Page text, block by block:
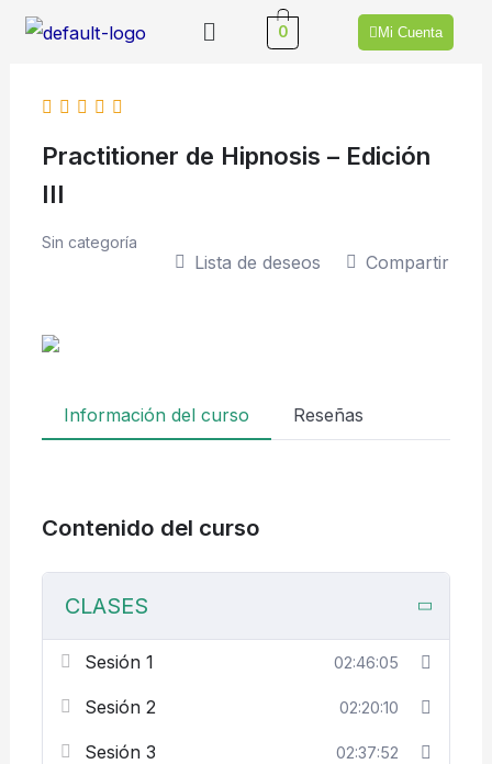
Menú 0 Mi Cuenta
Practitioner de Hipnosis – Edición
III
Sin categoría
Lista de deseos Compartir
Información del curso Reseñas
Contenido del curso
CLASES
Sesión 1 02:46:05
Sesión 2 02:20:10
Sesión 3 02:37:52